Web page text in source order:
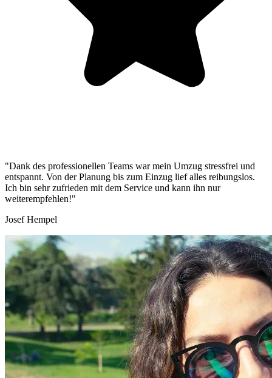
"Dank des professionellen Teams war mein Umzug stressfrei und
entspannt. Von der Planung bis zum Einzug lief alles reibungslos.
Ich bin sehr zufrieden mit dem Service und kann ihn nur
weiterempfehlen!"
Josef Hempel